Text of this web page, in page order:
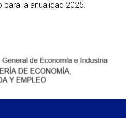
para la anualidad 2025.